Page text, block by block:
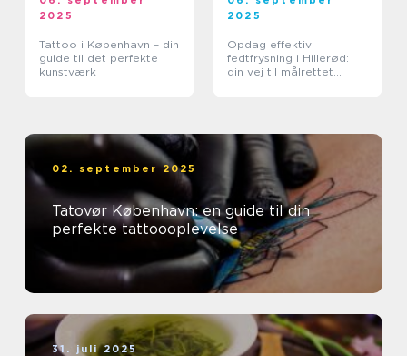
2025
Tattoo i København – din
guide til det perfekte
kunstværk
2025
Opdag effektiv
fedtfrysning i Hillerød:
din vej til målrettet
02. september 2025
Tatovør København: en guide til din
perfekte tattoooplevelse
31. juli 2025